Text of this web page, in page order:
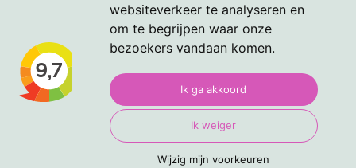
websiteverkeer te analyseren en
om te begrijpen waar onze
bezoekers vandaan komen.
Ik ga akkoord
Ik weiger
Wijzig mijn voorkeuren